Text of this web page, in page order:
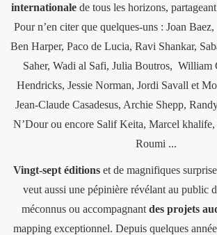
internationalede tous les horizons, partageant
Pour n’en citer que quelques-uns : Joan
Ben Harper, Paco de Lucia, Ravi Shankar,
Saher, Wadi al Safi, Julia Boutros, William
Hendricks, Jessie Norman, Jordi Savall et
Jean-Claude Casadesus, Archie Shepp,
N’Dour ou encore Salif Keita, Marcel khalife,
Roumi ...
Vingt-sept éditionset de magnifiques
veut aussi une pépinière révélant au public
méconnus ou accompagnant des projets
mapping exceptionnel. Depuis quelques